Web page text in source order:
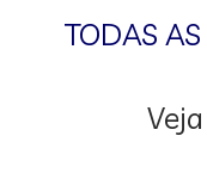
TODAS